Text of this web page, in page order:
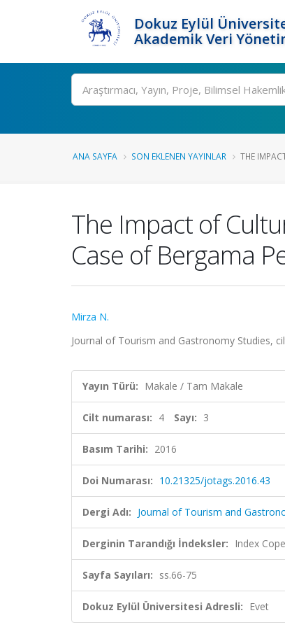
Dokuz Eylül
Akademik Veri
Ara
ANA SAYFA SON EKLENEN YAYINLAR THE
The Impact of
Case of Bergama
Mirza N.
Journal of Tourism and Gastronomy Studies,
Yayın Türü: Makale / Tam Makale
Cilt numarası: 4 Sayı: 3
Basım Tarihi: 2016
Doi Numarası: 10.21325/jotags.2016.43
Dergi Adı: Journal of Tourism and
Derginin Tarandığı İndeksler: Index
Sayfa Sayıları: ss.66-75
Dokuz Eylül Üniversitesi Adresli: Evet